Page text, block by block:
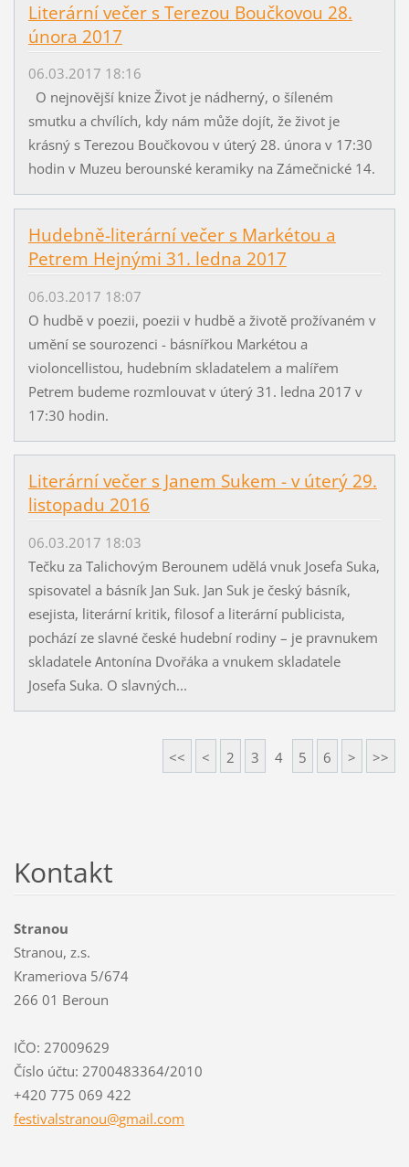
Literární večer s Terezou Boučkovou 28.
února 2017
06.03.2017 18:16
O nejnovější knize Život je nádherný, o šíleném
smutku a chvílích, kdy nám může dojít, že život je
krásný s Terezou Boučkovou v úterý 28. února v 17:30
hodin v Muzeu berounské keramiky na Zámečnické 14.
Hudebně-literární večer s Markétou a
Petrem Hejnými 31. ledna 2017
06.03.2017 18:07
O hudbě v poezii, poezii v hudbě a životě prožívaném v
umění se sourozenci - básnířkou Markétou a
violoncellistou, hudebním skladatelem a malířem
Petrem budeme rozmlouvat v úterý 31. ledna 2017 v
17:30 hodin.
Literární večer s Janem Sukem - v úterý 29.
listopadu 2016
06.03.2017 18:03
Tečku za Talichovým Berounem udělá vnuk Josefa Suka,
spisovatel a básník Jan Suk. Jan Suk je český básník,
esejista, literární kritik, filosof a literární publicista,
pochází ze slavné české hudební rodiny – je pravnukem
skladatele Antonína Dvořáka a vnukem skladatele
Josefa Suka. O slavných...
<< < 2 3 4 5 6 > >>
Kontakt
Stranou
Stranou, z.s.
Krameriova 5/674
266 01 Beroun
IČO: 27009629
Číslo účtu: 2700483364/2010
+420 775 069 422
festivalstranou@gmail.com